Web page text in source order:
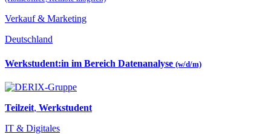
Verkauf & Marketing
Deutschland
Werkstudent:in im Bereich Datenanalyse (w/d/m)
Teilzeit, Werkstudent
IT & Digitales